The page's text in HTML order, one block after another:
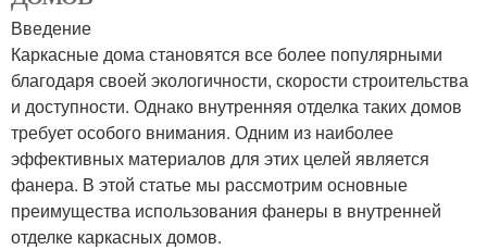
Введение
Каркасные дома становятся все более популярными
благодаря своей экологичности, скорости строительства
и доступности. Однако внутренняя отделка таких домов
требует особого внимания. Одним из наиболее
эффективных материалов для этих целей является
фанера. В этой статье мы рассмотрим основные
преимущества использования фанеры в внутренней
отделке каркасных домов.